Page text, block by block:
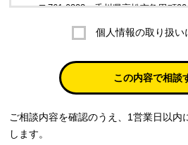
〒761-0323 香川県高松市亀田町
株式会社ラブ・ラボ
電話：087-847-2000
電子メール：info@rub-lab.com
３. 個人情報（保有個人データを含む）
個人情報の取り扱い
この内容で相談
ご相談内容を確認のうえ、1営業日以内
します。